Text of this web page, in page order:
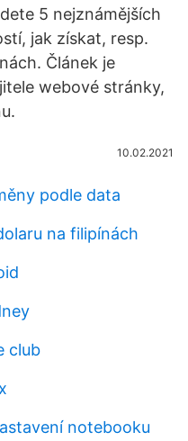
5 nejznámějších
jak získat, resp.
Článek je
webové stránky,
10.02.2021
podle data
na filipínách
club
notebooku